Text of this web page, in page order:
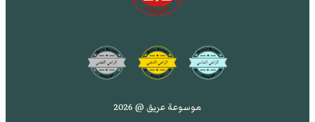
موسوعة عريق @ 2026